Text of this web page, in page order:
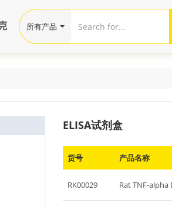
ELISA试剂盒
货号 产品名称
RK00029 Rat TNF-alpha
所有产品